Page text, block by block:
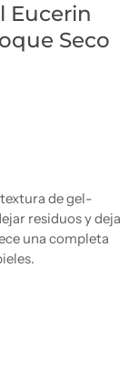
Eucerin
Seco
de gel-
residuos y deja
una completa